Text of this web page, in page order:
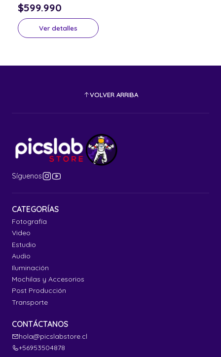
$599.990
Ver detalles
VOLVER ARRIBA
Síguenos
CATEGORÍAS
Fotografía
Video
Estudio
Audio
Iluminación
Mochilas y Accesorios
Post Producción
Transporte
CONTÁCTANOS
hola@picslabstore.cl
+56953504878